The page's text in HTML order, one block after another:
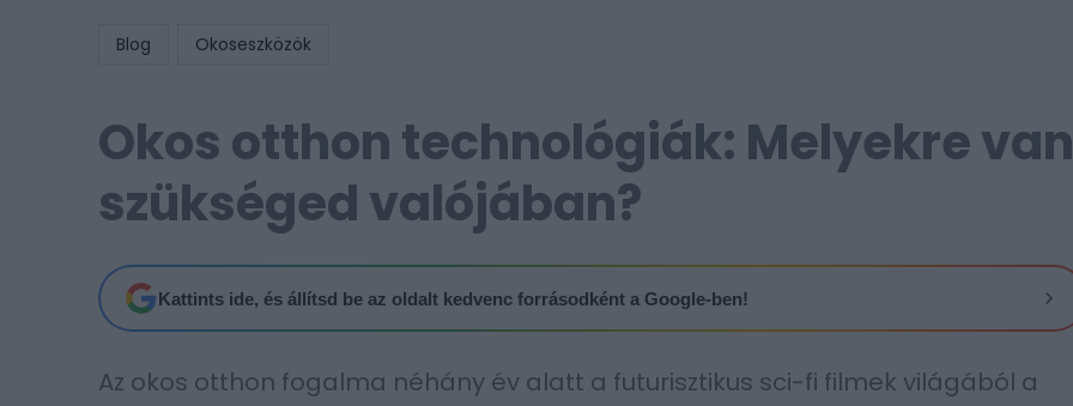
Blog Okoseszközök
Okos otthon technológiák: Melyekre van
szükséged valójában?
Kattints ide, és állítsd be az oldalt kedvenc forrásodként a Google-ben!
Az okos otthon fogalma néhány év alatt a futurisztikus sci-fi filmek világából a